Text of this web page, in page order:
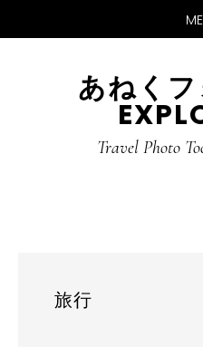
あねく
Travel Photo
旅行